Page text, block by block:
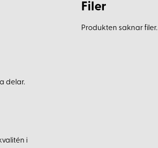
delar.
i
Filer
Produkten saknar filer.